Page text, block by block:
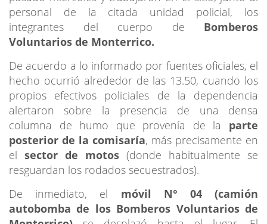
personal de la citada unidad policial, los
integrantes del cuerpo de Bomberos
Voluntarios de Monterrico.
De acuerdo a lo informado por fuentes oficiales, el
hecho ocurrió alrededor de las 13.50, cuando los
propios efectivos policiales de la dependencia
alertaron sobre la presencia de una densa
columna de humo que provenía de la parte
posterior de la comisaría, más precisamente en
el sector de motos (donde habitualmente se
resguardan los rodados secuestrados).
De inmediato, el móvil N° 04 (camión
autobomba de los Bomberos Voluntarios de